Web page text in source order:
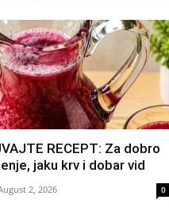
RECEPT: Za dobro
jaku krv i dobar vid
2, 2026 0